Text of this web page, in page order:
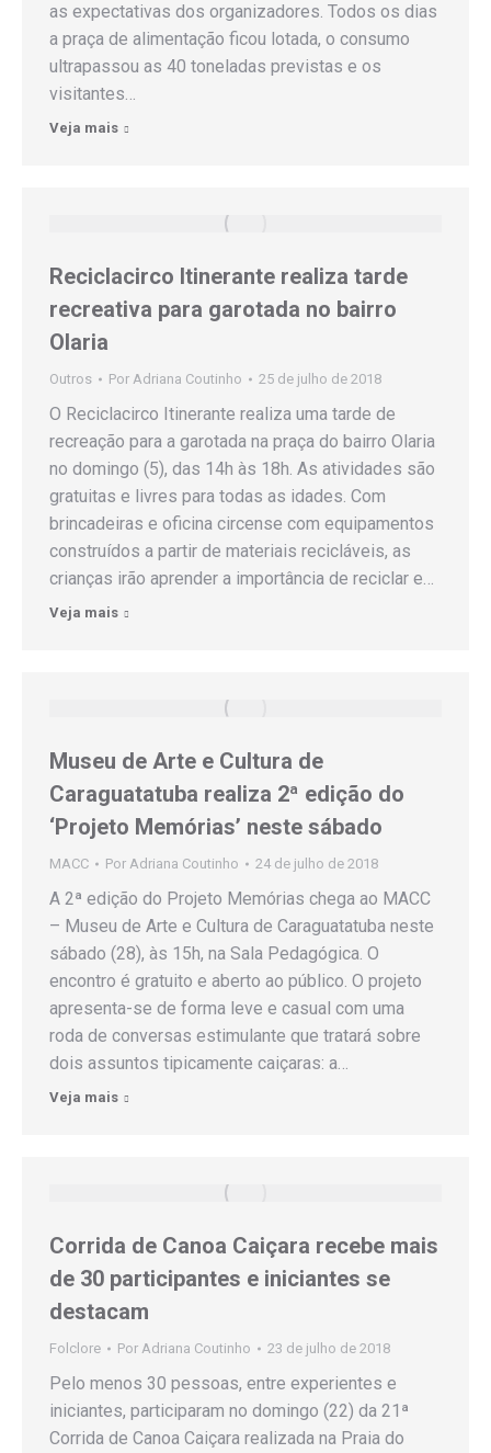
as expectativas dos organizadores. Todos os dias
a praça de alimentação ficou lotada, o consumo
ultrapassou as 40 toneladas previstas e os
visitantes…
Veja mais
Reciclacirco Itinerante realiza tarde
recreativa para garotada no bairro
Olaria
Outros Por Adriana Coutinho 25 de julho de 2018
O Reciclacirco Itinerante realiza uma tarde de
recreação para a garotada na praça do bairro Olaria
no domingo (5), das 14h às 18h. As atividades são
gratuitas e livres para todas as idades. Com
brincadeiras e oficina circense com equipamentos
construídos a partir de materiais recicláveis, as
crianças irão aprender a importância de reciclar e…
Veja mais
Museu de Arte e Cultura de
Caraguatatuba realiza 2ª edição do
‘Projeto Memórias’ neste sábado
MACC Por Adriana Coutinho 24 de julho de 2018
A 2ª edição do Projeto Memórias chega ao MACC
– Museu de Arte e Cultura de Caraguatatuba neste
sábado (28), às 15h, na Sala Pedagógica. O
encontro é gratuito e aberto ao público. O projeto
apresenta-se de forma leve e casual com uma
roda de conversas estimulante que tratará sobre
dois assuntos tipicamente caiçaras: a…
Veja mais
Corrida de Canoa Caiçara recebe mais
de 30 participantes e iniciantes se
destacam
Folclore Por Adriana Coutinho 23 de julho de 2018
Pelo menos 30 pessoas, entre experientes e
iniciantes, participaram no domingo (22) da 21ª
Corrida de Canoa Caiçara realizada na Praia do